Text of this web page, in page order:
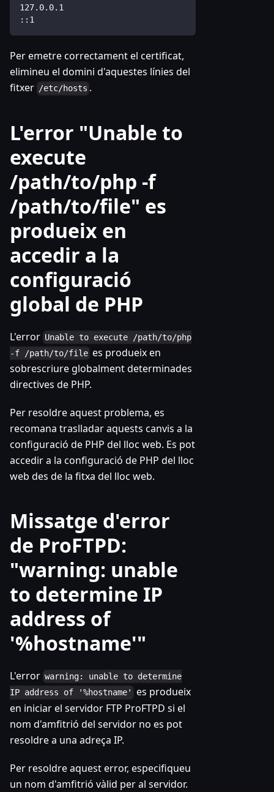
127.0.0.1
::1
Per emetre correctament el certificat,
elimineu el domini d'aquestes línies del
fitxer /etc/hosts .
L'error "Unable to
execute
/path/to/php -f
/path/to/file" es
produeix en
accedir a la
configuració
global de PHP
L'error Unable to execute /path/to/php
-f /path/to/file es produeix en
sobrescriure globalment determinades
directives de PHP.
Per resoldre aquest problema, es
recomana traslladar aquests canvis a la
configuració de PHP del lloc web. Es pot
accedir a la configuració de PHP del lloc
web des de la fitxa del lloc web.
Missatge d'error
de ProFTPD:
"warning: unable
to determine IP
address of
'%hostname'"
L'error warning: unable to determine
IP address of '%hostname'
es produeix
en iniciar el servidor FTP ProFTPD si el
nom d'amfitrió del servidor no es pot
resoldre a una adreça IP.
Per resoldre aquest error, especifiqueu
un nom d'amfitrió vàlid per al servidor.